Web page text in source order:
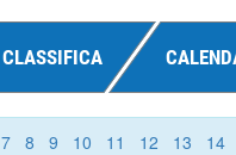
CLASSIFICA
7 8 9 10 11 12 13 14